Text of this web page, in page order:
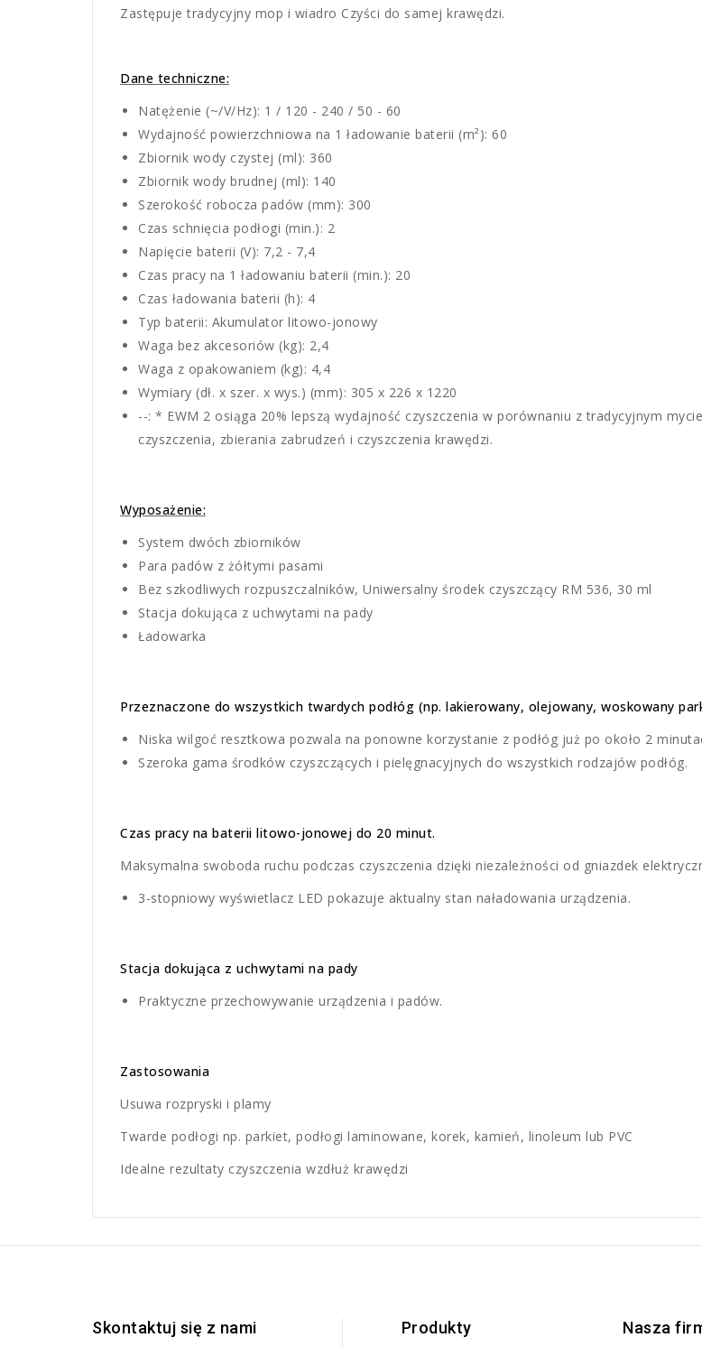
Zastępuje tradycyjny mop i wiadro Czyści do samej krawędzi.
Dane techniczne:
Natężenie (~/V/Hz): 1 / 120 - 240 / 50 - 60
Wydajność powierzchniowa na 1 ładowanie baterii (m²): 60
Zbiornik wody czystej (ml): 360
Zbiornik wody brudnej (ml): 140
Szerokość robocza padów (mm): 300
Czas schnięcia podłogi (min.): 2
Napięcie baterii (V): 7,2 - 7,4
Czas pracy na 1 ładowaniu baterii (min.): 20
Czas ładowania baterii (h): 4
Typ baterii: Akumulator litowo-jonowy
Waga bez akcesoriów (kg): 2,4
Waga z opakowaniem (kg): 4,4
Wymiary (dł. x szer. x wys.) (mm): 305 x 226 x 1220
--: * EWM 2 osiąga 20% lepszą wydajność czyszczenia w porównaniu z tradycyjnym
czyszczenia, zbierania zabrudzeń i czyszczenia krawędzi.
Wyposażenie:
System dwóch zbiorników
Para padów z żółtymi pasami
Bez szkodliwych rozpuszczalników, Uniwersalny środek czyszczący RM 536, 30 ml
Stacja dokująca z uchwytami na pady
Ładowarka
Przeznaczone do wszystkich twardych podłóg (np. lakierowany, olejowany, woskowany
Niska wilgoć resztkowa pozwala na ponowne korzystanie z podłóg już po około 2
Szeroka gama środków czyszczących i pielęgnacyjnych do wszystkich rodzajów podłóg.
Czas pracy na baterii litowo-jonowej do 20 minut.
Maksymalna swoboda ruchu podczas czyszczenia dzięki niezależności od gniazdek
3-stopniowy wyświetlacz LED pokazuje aktualny stan naładowania urządzenia.
Stacja dokująca z uchwytami na pady
Praktyczne przechowywanie urządzenia i padów.
Zastosowania
Usuwa rozpryski i plamy
Twarde podłogi np. parkiet, podłogi laminowane, korek, kamień, linoleum lub PVC
Idealne rezultaty czyszczenia wzdłuż krawędzi
Skontaktuj się z nami Produkty Nasza